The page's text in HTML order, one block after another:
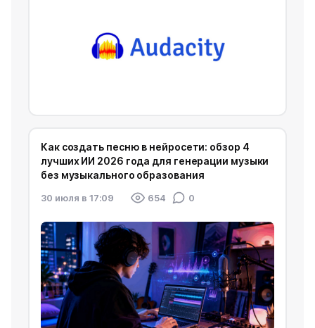
Как создать песню в нейросети: обзор 4
лучших ИИ 2026 года для генерации музыки
без музыкального образования
30 июля в 17:09 654 0